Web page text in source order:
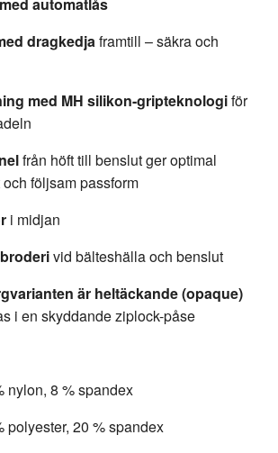
automatlås
dragkedjaframtill – säkra och
med MH silikon-gripteknologiför
från höft till benslut ger optimal
följsam passform
i midjan
vid bälteshälla och benslut
är heltäckande (opaque)
i en skyddande ziplock-påse
nylon, 8 % spandex
polyester, 20 % spandex